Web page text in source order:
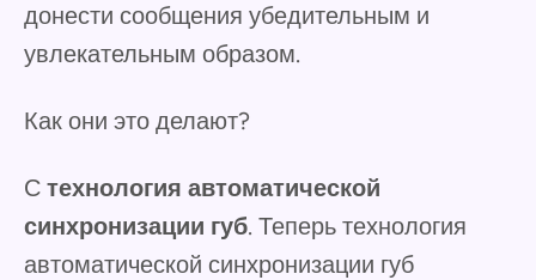
донести сообщения убедительным и
увлекательным образом.
Как они это делают?
С технология автоматической
синхронизации губ. Теперь технология
автоматической синхронизации губ